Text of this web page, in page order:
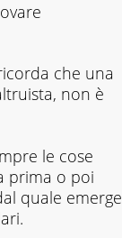
che una
non è
le cose
prima o poi
quale emerge